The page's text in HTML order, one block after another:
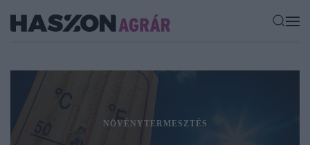
NÖVÉNYTERMESZTÉS